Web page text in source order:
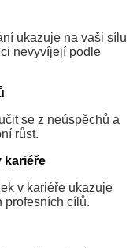
ukazuje na vaši sílu
nevyvíjejí podle
se z neúspěchů a
růst.
kariéře
v kariéře ukazuje
profesních cílů.